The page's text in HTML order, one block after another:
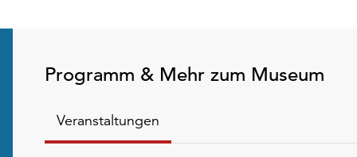
Programm & Mehr zum Museum
Veranstaltungen